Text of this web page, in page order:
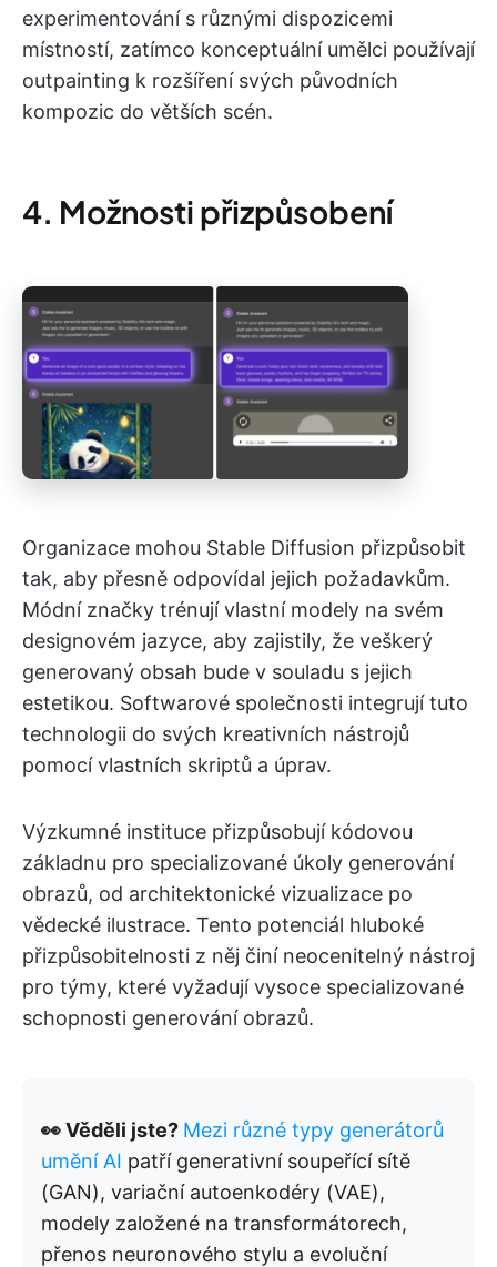
experimentování s různými dispozicemi
místností, zatímco konceptuální umělci používají
outpainting k rozšíření svých původních
kompozic do větších scén.
4. Možnosti přizpůsobení
Organizace mohou Stable Diffusion přizpůsobit
tak, aby přesně odpovídal jejich požadavkům.
Módní značky trénují vlastní modely na svém
designovém jazyce, aby zajistily, že veškerý
generovaný obsah bude v souladu s jejich
estetikou. Softwarové společnosti integrují tuto
technologii do svých kreativních nástrojů
pomocí vlastních skriptů a úprav.
Výzkumné instituce přizpůsobují kódovou
základnu pro specializované úkoly generování
obrazů, od architektonické vizualizace po
vědecké ilustrace. Tento potenciál hluboké
přizpůsobitelnosti z něj činí neocenitelný nástroj
pro týmy, které vyžadují vysoce specializované
schopnosti generování obrazů.
👀 Věděli jste? Mezi různé typy generátorů
umění AI patří generativní soupeřící sítě
(GAN), variační autoenkodéry (VAE),
modely založené na transformátorech,
přenos neuronového stylu a evoluční